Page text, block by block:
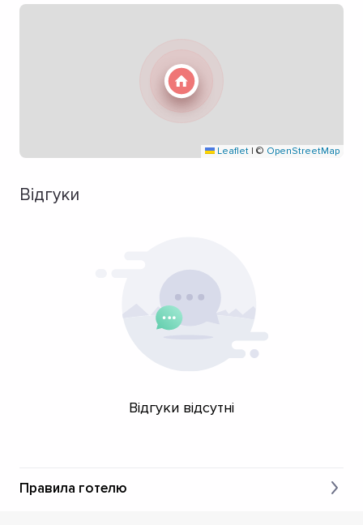
Leaflet | © OpenStreetMap
Відгуки
Відгуки відсутні
Правила готелю